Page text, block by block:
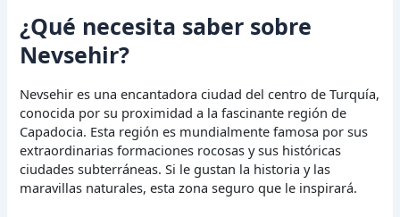
¿Qué necesita saber sobre
Nevsehir?
Nevsehir es una encantadora ciudad del centro de Turquía,
conocida por su proximidad a la fascinante región de
Capadocia. Esta región es mundialmente famosa por sus
extraordinarias formaciones rocosas y sus históricas
ciudades subterráneas. Si le gustan la historia y las
maravillas naturales, esta zona seguro que le inspirará.